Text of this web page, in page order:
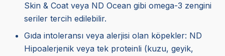
Skin & Coat veya ND Ocean gibi omega-3 zengini
seriler tercih edilebilir.
Gıda intoleransı veya alerjisi olan köpekler: ND
Hipoalerjenik veya tek proteinli (kuzu, geyik,